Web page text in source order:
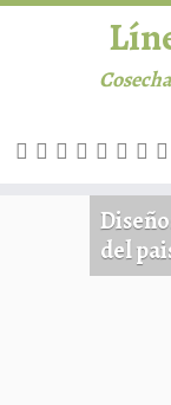
contenido
INICIO
Línea Clave
del